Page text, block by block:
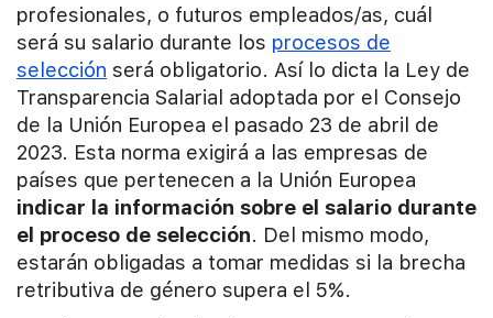
profesionales, o futuros empleados/as, cuál
será su salario durante los procesos de
selección será obligatorio. Así lo dicta la Ley de
Transparencia Salarial adoptada por el Consejo
de la Unión Europea el pasado 23 de abril de
2023. Esta norma exigirá a las empresas de
países que pertenecen a la Unión Europea
indicar la información sobre el salario durante
el proceso de selección. Del mismo modo,
estarán obligadas a tomar medidas si la brecha
retributiva de género supera el 5%.